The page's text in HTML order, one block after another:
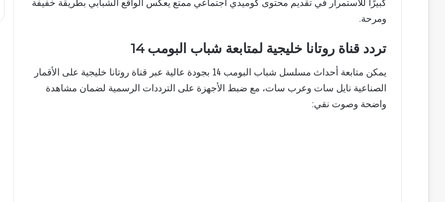
كبيرًا للاستمرار في تقديم محتوى كوميدي اجتماعي ممتع يعكس الواقع الشبابي بطريقة خفيفة
ومرحة.
تردد قناة روتانا خليجية لمتابعة شباب البومب 14
يمكن متابعة أحداث مسلسل شباب البومب 14 بجودة عالية عبر قناة روتانا خليجية على الأقمار
الصناعية نايل سات وعرب سات، مع ضبط الأجهزة على الترددات الرسمية لضمان مشاهدة
واضحة وصوت نقي: